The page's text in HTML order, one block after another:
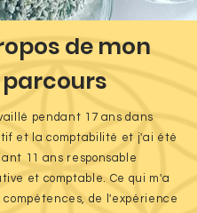
de mon
parcours
pendant 17 ans dans
et la comptabilité et j'ai été
11 ans responsable
et comptable. Ce qui m'a
compétences, de l'expérience